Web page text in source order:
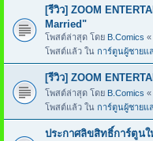
[รีวิว] ZOOM
Married"
โพสต์ล่าสุด โดย B.Comics «
โพสต์แล้ว ใน การ์ตูนผู้ชายแ
[รีวิว] ZOOM
โพสต์ล่าสุด โดย B.Comics «
โพสต์แล้ว ใน การ์ตูนผู้ชายแ
ประกาศลิขสิทธิ์การ์ตูนใ